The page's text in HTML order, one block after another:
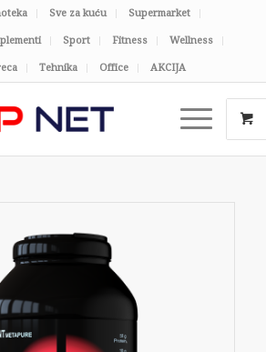
Sve za kuću Supermarket
Sport Fitness Wellness
Tehnika Office AKCIJA